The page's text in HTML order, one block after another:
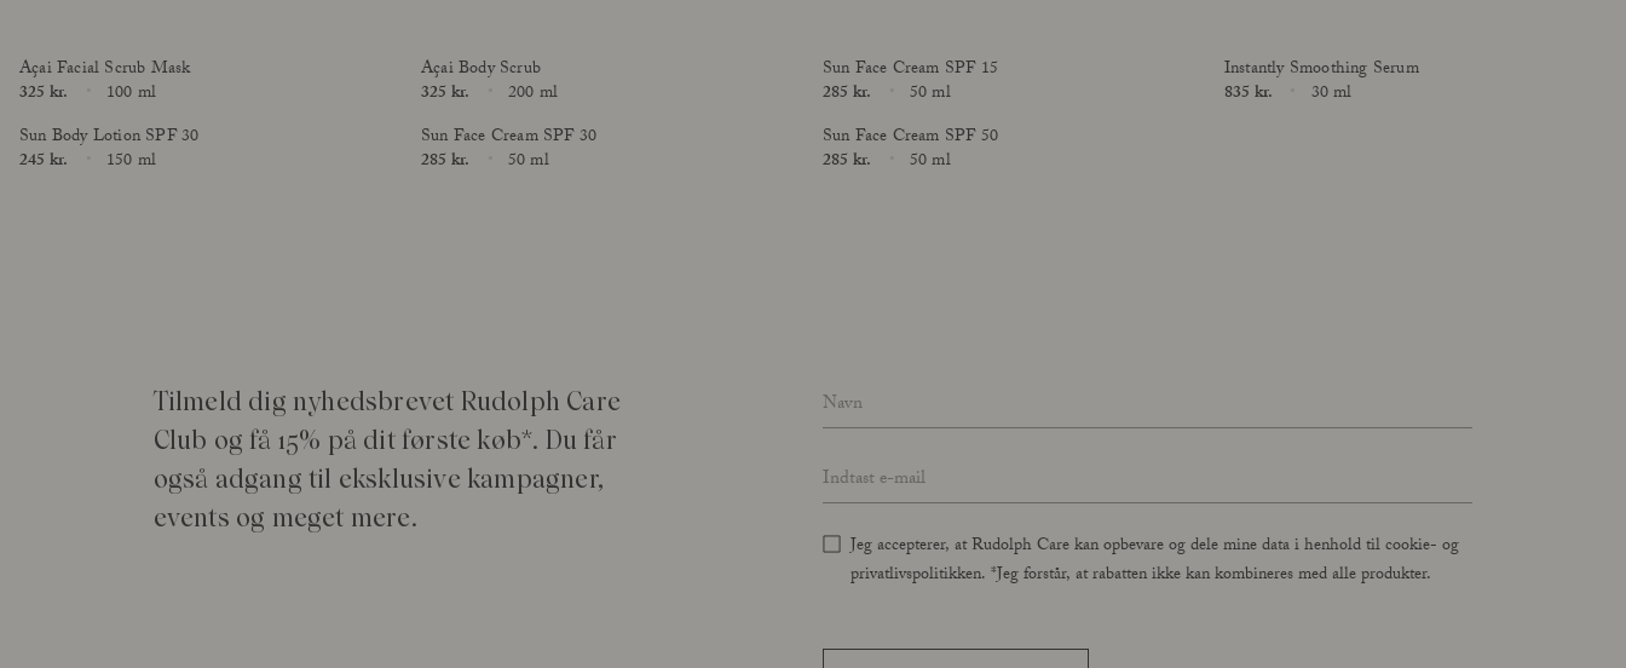
Açai Facial Scrub Mask
Price
325 kr.
100 ml
Açai Body Scrub
Price
325 kr.
200 ml
Sun Face Cream SPF 15
Price
285 kr.
50 ml
Instantly Smoothing Serum
Price
835 kr.
30 ml
Sun Body Lotion SPF 30
Price
245 kr.
150 ml
Sun Face Cream SPF 30
Price
285 kr.
50 ml
Sun Face Cream SPF 50
Price
285 kr.
50 ml
Tilmeld dig nyhedsbrevet Rudolph Care
Club og få 15% på dit første køb*. Du får
også adgang til eksklusive kampagner,
events og meget mere.
Name
Email address
Jeg accepterer, at Rudolph Care kan opbevare og dele mine data i henhold til cookie- og
privatlivspolitikken. *Jeg forstår, at rabatten ikke kan kombineres med alle produkter.